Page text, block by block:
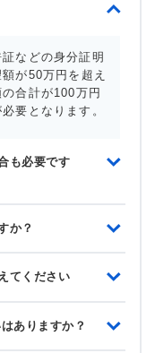
などの身分証明
が50万円を超え
合計が100万円
要となります。
も必要です
か？
てください
ありますか？